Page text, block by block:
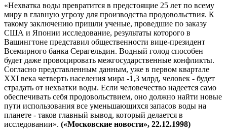
«Нехватка воды превратится в предстоящие 25 лет по всему
миру в главную угрозу для производства продовольствия. К
такому заключению пришли ученые, проведшие по заказу
США и Японии исследование, результаты которого в
Вашингтоне представил общественности вице-президент
Всемирного банка Серагельдин. Водный голод способен
будет даже провоцировать межгосударственные конфликты.
Согласно представленным данным, уже в первом квартале
XXI века четверть населения мира -1,3 млрд, человек - будет
страдать от нехватки воды. Если человечество надеется само
обеспечивать себя продовольствием, оно должно найти новые
пути использования все уменьшающихся запасов воды на
планете - таков главный вывод, который делается в
исследовании». («Московские новости», 22.12.1998)